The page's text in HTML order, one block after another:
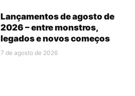
Lançamentos de agosto de
2026 – entre monstros,
legados e novos começos
7 de agosto de 2026